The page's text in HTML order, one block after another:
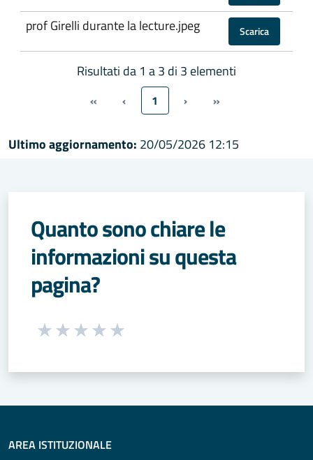
prof Girelli durante la lecture.jpeg Scarica
Risultati da 1 a 3 di 3 elementi
« ‹ 1 › »
Ultimo aggiornamento: 20/05/2026 12:15
Quanto sono chiare le
informazioni su questa
pagina?
Seleziona una valutazione da 1 a 5 stelle
AREA ISTITUZIONALE